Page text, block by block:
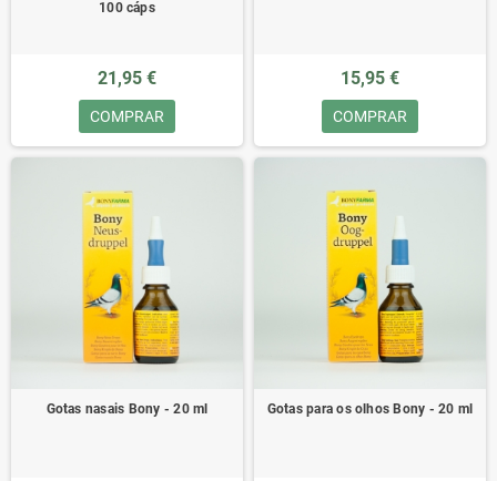
100 cáps
21,95 €
COMPRAR
15,95 €
COMPRAR
Gotas nasais Bony - 20 ml Gotas para os olhos Bony - 20 ml